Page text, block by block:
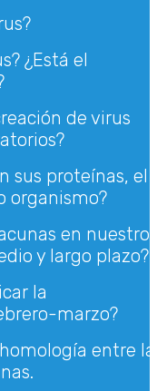
¿Está el
de virus
sus proteínas, el
organismo?
en nuestro
y largo plazo?
la
marzo?
entre la